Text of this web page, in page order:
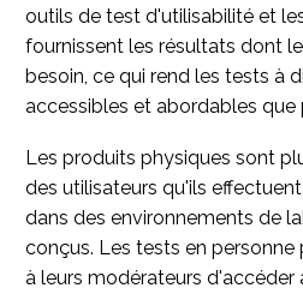
outils de test d'utilisabilité et
fournissent les résultats dont
besoin, ce qui rend les tests à
accessibles et abordables que
Les produits physiques sont
des utilisateurs qu'ils
dans des environnements de
conçus. Les tests en
à leurs modérateurs